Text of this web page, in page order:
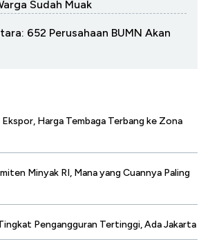
Sudah Muak
652 Perusahaan BUMN Akan
Harga Tembaga Terbang ke Zona
Minyak RI, Mana yang Cuannya Paling
Pengangguran Tertinggi, Ada Jakarta